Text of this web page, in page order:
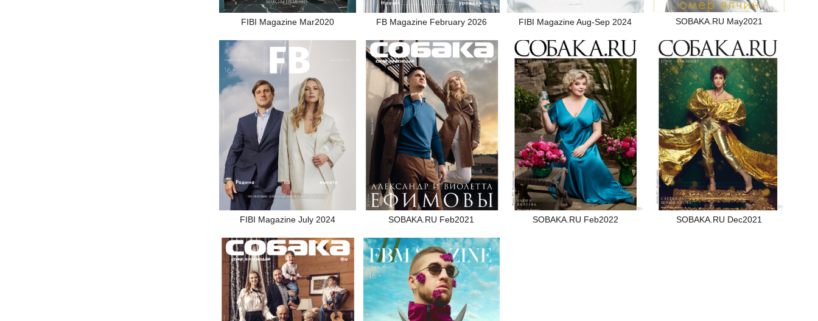
FIBI Magazine Mar2020 FB Magazine February 2026 FIBI Magazine Aug-Sep 2024 SOBAKA.RU May2021
FIBI Magazine July 2024 SOBAKA.RU Feb2021 SOBAKA.RU Feb2022 SOBAKA.RU Dec2021